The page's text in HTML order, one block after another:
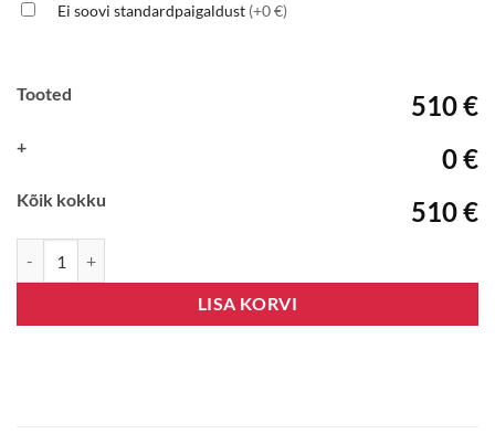
Ei soovi standardpaigaldust (+0 €)
Tooted 510 €
+ 0 €
Kõik kokku 510 €
LISA KORVI